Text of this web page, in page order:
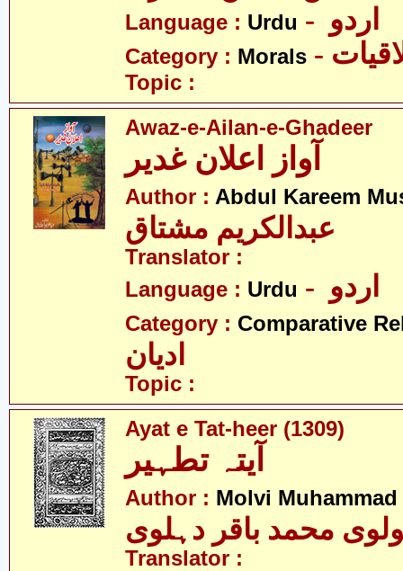
Language : Urdu
Category : Morals
Topic :
Awaz-e-Ailan-e-Ghadeer
Author : Abdul Kareem
عبدالکریم مشتاق
Translator :
Language : Urdu
Category : Comparative
ادیان
Topic :
Ayat e Tat-heer (1309)
آیتہ تطہیر
Author : Molvi
محمد باقر دہلوی
Translator :